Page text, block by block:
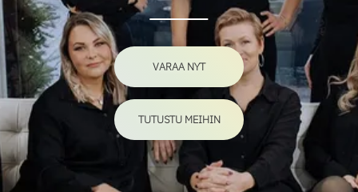
VARAA NYT
TUTUSTU MEIHIN